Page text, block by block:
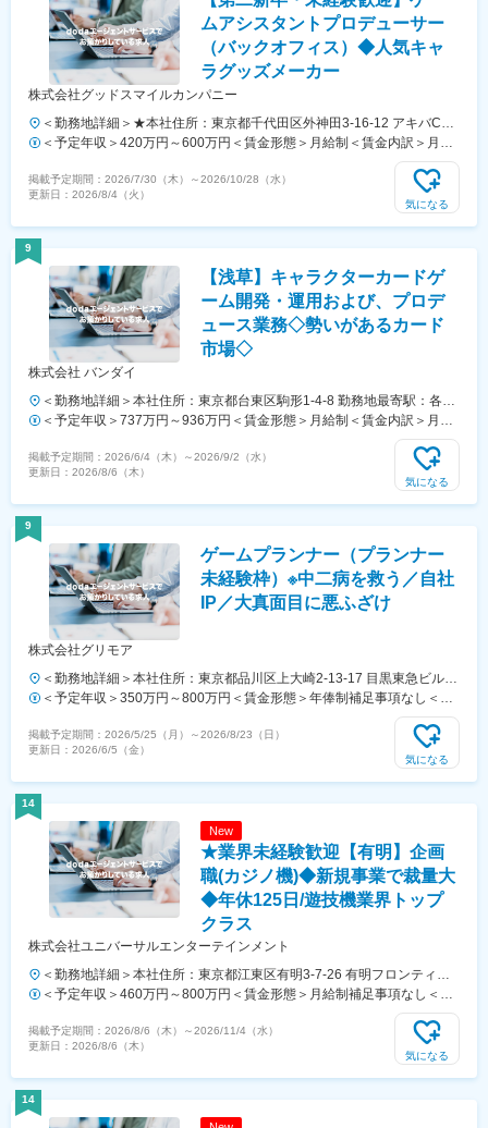
ムアシスタントプロデューサー
（バックオフィス）◆人気キャ
ラグッズメーカー
株式会社グッドスマイルカンパニー
＜勤務地詳細＞★本社住所：東京都千代田区外神田3-16-12 アキバCO
ビル6F勤務地最寄駅：末広町駅受動喫煙対策：屋内喫煙可能場所あり
＜予定年収＞420万円～600万円＜賃金形態＞月給制＜賃金内訳＞月額
（基本給）：199,000円～298,500円固定残業手当/月：67,700円～
101,500円（固定残業時間40時間0分/月）超過した時間外労働の残業手
当は追加支給＜月給＞266,700円～400,000円（一律手当を含む）＜昇
選考を通じて上下する可能性があります。月給(月額)は固定手当を含め
た表記です。
掲載予定期間： 2026/7/30（木） ～2026/10/28（水）
更新日： 2026/8/4（火）
気になる
9
【浅草】キャラクターカードゲ
ーム開発・運用および、プロデ
ュース業務◇勢いがあるカード
市場◇
株式会社 バンダイ
＜勤務地詳細＞本社住所：東京都台東区駒形1-4-8 勤務地最寄駅：各線
／浅草駅受動喫煙対策：敷地内全面禁煙変更の範囲：会社の定める事業
＜予定年収＞737万円～936万円＜賃金形態＞月給制＜賃金内訳＞月額
（基本給）：315,000円～400,000円＜月給＞315,000円～400,000円＜
昇給有無＞有＜残業手当＞有＜給与補足＞※役職と給与は、経験・能力
などを考慮し最終決定■昇給：年1回■賞与：年1回■年収例（一般）：
記です。
掲載予定期間： 2026/6/4（木） ～2026/9/2（水）
更新日： 2026/8/6（木）
気になる
9
ゲームプランナー（プランナー
未経験枠）※中二病を救う／自社
IP／大真面目に悪ふざけ
株式会社グリモア
＜勤務地詳細＞本社住所：東京都品川区上大崎2-13-17 目黒東急ビル7F
受動喫煙対策：屋内喫煙可能場所あり
＜予定年収＞350万円～800万円＜賃金形態＞年俸制補足事項なし＜賃
金内訳＞年額（基本給）：3,500,000円～8,000,000円＜月額＞291,666
円～666,666円（12分割）＜昇給有無＞有＜残業手当＞有＜給与補足＞
※実績、制度上の上限はございません。賃金はあくまでも目安の金額で
掲載予定期間： 2026/5/25（月） ～2026/8/23（日）
更新日： 2026/6/5（金）
気になる
14
New
★業界未経験歓迎【有明】企画
職(カジノ機)◆新規事業で裁量大
◆年休125日/遊技機業界トップ
クラス
株式会社ユニバーサルエンターテインメント
＜勤務地詳細＞本社住所：東京都江東区有明3-7-26 有明フロンティア
ビルA棟勤務地最寄駅：ゆりかもめ線／東京ビッグサイト駅受動喫煙対
策：屋内喫煙可能場所あり変更の範囲：会社の定める事業所（リモート
ワーク含む）
＜予定年収＞460万円～800万円＜賃金形態＞月給制補足事項なし＜賃
金内訳＞月額（基本給）：380,000円～660,000円＜月給＞380,000円
～660,000円＜昇給有無＞有＜残業手当＞有＜給与補足＞※給与詳細は
経験・能力・実績等を考慮の上、決定します。賃金はあくまでも目安の
掲載予定期間： 2026/8/6（木） ～2026/11/4（水）
更新日： 2026/8/6（木）
気になる
14